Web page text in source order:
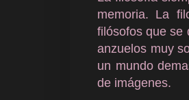
memoria. La
filósofos que se
anzuelos muy
un mundo
de imágenes.